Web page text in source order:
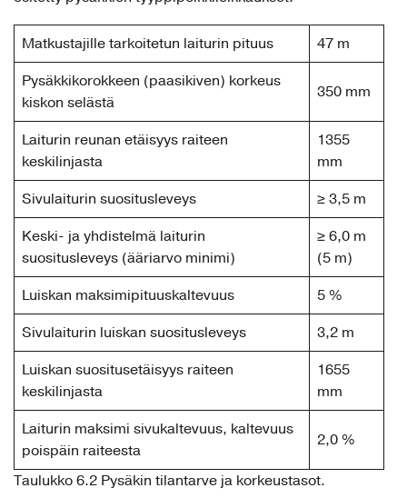
Matkustajille tarkoitetun laiturin pituus 47 m
Pysäkkikorokkeen (paasikiven) korkeus
kiskon selästä
350 mm
Laiturin reunan etäisyys raiteen
keskilinjasta
1355
mm
Sivulaiturin suositusleveys ≥ 3,5 m
Keski- ja yhdistelmä laiturin
suositusleveys (ääriarvo minimi)
≥ 6,0 m
(5 m)
Luiskan maksimipituuskaltevuus 5 %
Sivulaiturin luiskan suositusleveys 3,2 m
Luiskan suositusetäisyys raiteen
keskilinjasta
1655
mm
Laiturin maksimi sivukaltevuus, kaltevuus
poispäin raiteesta
2,0 %
Taulukko 6.2 Pysäkin tilantarve ja korkeustasot.